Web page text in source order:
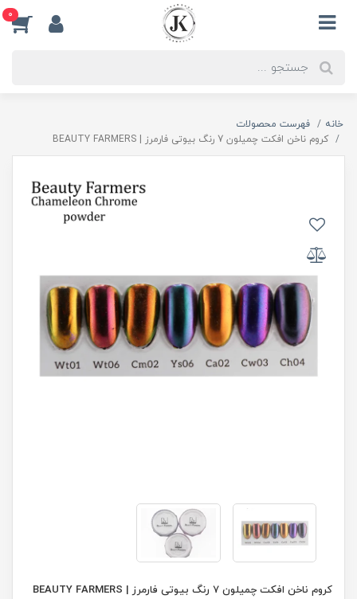
0
خانه
فهرست محصولات
کروم ناخن افکت چمیلون 7 رنگ بیوتی فارمرز | BEAUTY FARMERS
کروم ناخن افکت چمیلون 7 رنگ بیوتی فارمرز | BEAUTY FARMERS